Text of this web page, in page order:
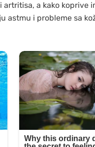
artritisa, a kako
astmu i probleme sa